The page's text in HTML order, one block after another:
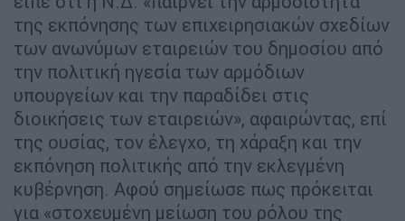
της εκπόνησης των επιχειρησιακών σχεδίων
των ανωνύμων εταιρειών του δημοσίου από
την πολιτική ηγεσία των αρμόδιων
υπουργείων και την παραδίδει στις
διοικήσεις των εταιρειών», αφαιρώντας, επί
της ουσίας, τον έλεγχο, τη χάραξη και την
εκπόνηση πολιτικής από την εκλεγμένη
κυβέρνηση. Αφού σημείωσε πως πρόκειται
για «στοχευμένη μείωση του ρόλου της